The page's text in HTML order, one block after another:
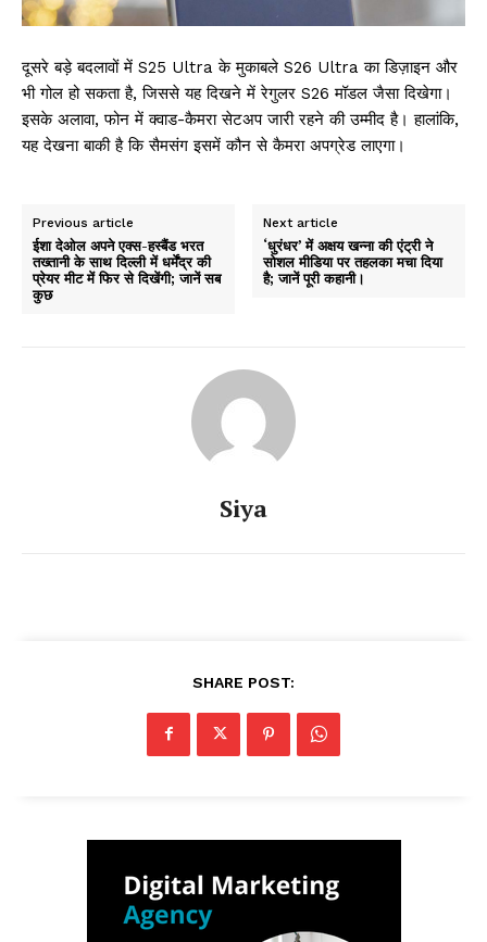
दूसरे बड़े बदलावों में S25 Ultra के मुकाबले S26 Ultra का डिज़ाइन और
भी गोल हो सकता है, जिससे यह दिखने में रेगुलर S26 मॉडल जैसा दिखेगा।
इसके अलावा, फोन में क्वाड-कैमरा सेटअप जारी रहने की उम्मीद है। हालांकि,
यह देखना बाकी है कि सैमसंग इसमें कौन से कैमरा अपग्रेड लाएगा।
Previous article
ईशा देओल अपने एक्स-हस्बैंड भरत
तख्तानी के साथ दिल्ली में धर्मेंद्र की
प्रेयर मीट में फिर से दिखेंगी; जानें सब
कुछ
Next article
‘धुरंधर’ में अक्षय खन्ना की एंट्री ने
सोशल मीडिया पर तहलका मचा दिया
है; जानें पूरी कहानी।
Siya
SHARE POST: